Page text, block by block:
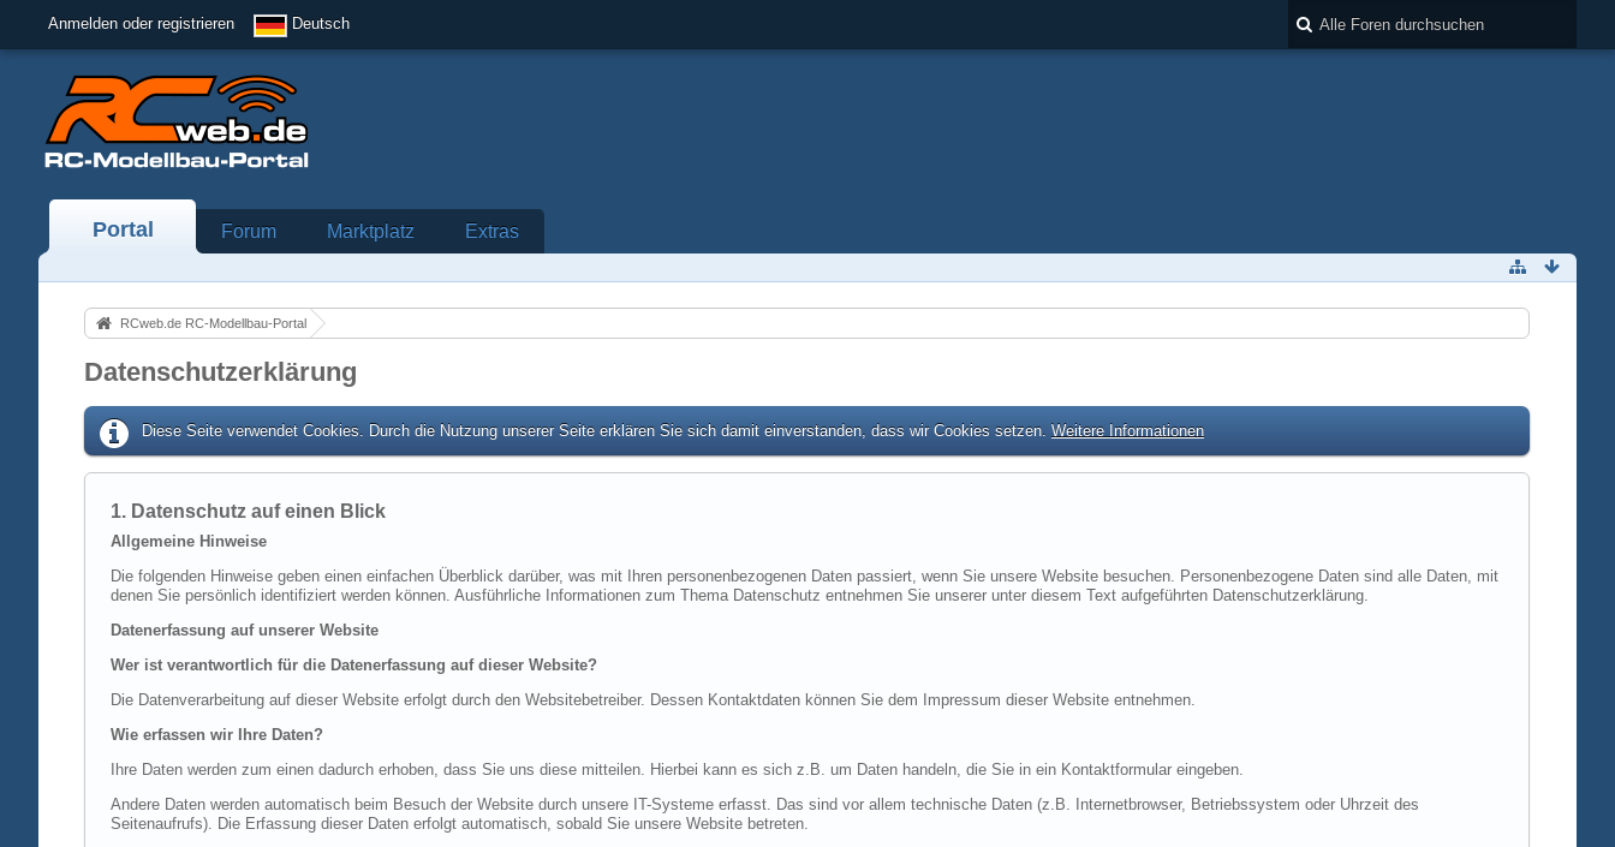
Anmelden oder registrieren Deutsch
Portal Forum Marktplatz Extras
RCweb.de RC-Modellbau-Portal
Datenschutzerklärung
Diese Seite verwendet Cookies. Durch die Nutzung unserer Seite erklären Sie sich damit einverstanden, dass wir Cookies setzen. Weitere Informationen
1. Datenschutz auf einen Blick
Allgemeine Hinweise
Die folgenden Hinweise geben einen einfachen Überblick darüber, was mit Ihren personenbezogenen Daten passiert, wenn Sie unsere Website besuchen. Personenbezogene Daten sind alle Daten, mit
denen Sie persönlich identifiziert werden können. Ausführliche Informationen zum Thema Datenschutz entnehmen Sie unserer unter diesem Text aufgeführten Datenschutzerklärung.
Datenerfassung auf unserer Website
Wer ist verantwortlich für die Datenerfassung auf dieser Website?
Die Datenverarbeitung auf dieser Website erfolgt durch den Websitebetreiber. Dessen Kontaktdaten können Sie dem Impressum dieser Website entnehmen.
Wie erfassen wir Ihre Daten?
Ihre Daten werden zum einen dadurch erhoben, dass Sie uns diese mitteilen. Hierbei kann es sich z.B. um Daten handeln, die Sie in ein Kontaktformular eingeben.
Andere Daten werden automatisch beim Besuch der Website durch unsere IT-Systeme erfasst. Das sind vor allem technische Daten (z.B. Internetbrowser, Betriebssystem oder Uhrzeit des
Seitenaufrufs). Die Erfassung dieser Daten erfolgt automatisch, sobald Sie unsere Website betreten.